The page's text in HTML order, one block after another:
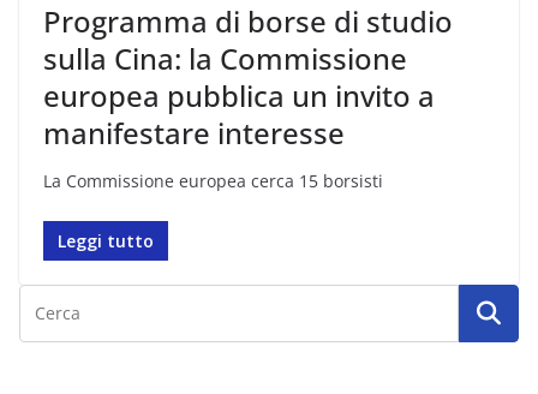
Programma di borse di studio
sulla Cina: la Commissione
europea pubblica un invito a
manifestare interesse
La Commissione europea cerca 15 borsisti
Leggi tutto